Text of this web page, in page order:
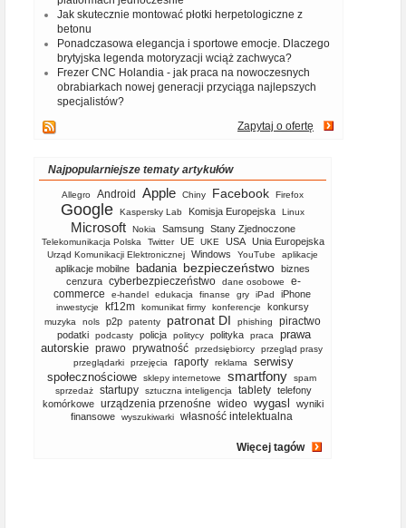
Jak skutecznie montować płotki herpetologiczne z
betonu
Ponadczasowa elegancja i sportowe emocje. Dlaczego
brytyjska legenda motoryzacji wciąż zachwyca?
Frezer CNC Holandia - jak praca na nowoczesnych
obrabiarkach nowej generacji przyciąga najlepszych
specjalistów?
Zapytaj o ofertę
Najpopularniejsze tematy artykułów
Allegro Android Apple Chiny Facebook Firefox
Google Kaspersky Lab Komisja Europejska Linux
Microsoft Nokia Samsung Stany Zjednoczone
Telekomunikacja Polska Twitter UE UKE USA Unia Europejska
Urząd Komunikacji Elektronicznej Windows YouTube aplikacje
aplikacje mobilne badania bezpieczeństwo biznes
cenzura cyberbezpieczeństwo dane osobowe
e-
commerce
e-handel edukacja finanse gry iPad iPhone
inwestycje kf12m komunikat firmy konferencje konkursy
muzyka nols p2p patenty patronat DI phishing piractwo
podatki podcasty policja politycy polityka praca
prawa
autorskie prawo prywatność przedsiębiorcy
przegląd prasy
przeglądarki
przejęcia raporty reklama
serwisy
społecznościowe
sklepy internetowe smartfony
spam
sprzedaż
startupy sztuczna inteligencja tablety telefony
komórkowe
urządzenia przenośne wideo wygasl
wyniki
finansowe
wyszukiwarki własność intelektualna
Więcej tagów